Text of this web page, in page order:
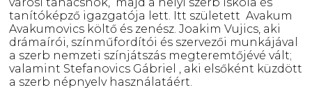
tanítóképző igazgatója lett. Itt született Avakum
Avakumovics költő és zenész. Joakim Vujics, aki
drámaírói, színműfordítói és szervezői munkájával
a szerb nemzeti színjátszás megteremtőjévé vált;
valamint Stefanovics Gábriel , aki elsőként küzdött
a szerb népnyelv használatáért.